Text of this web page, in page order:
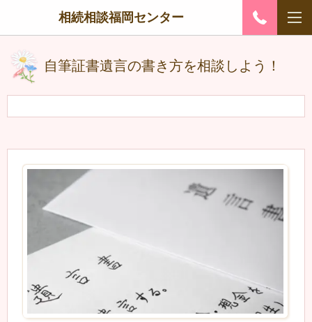
相続相談福岡センター
自筆証書遺言の書き方を相談しよう！